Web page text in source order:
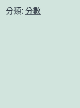
分類: 分數